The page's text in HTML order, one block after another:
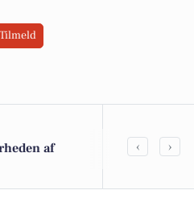
Tilmeld
af
Ildløs i
‹ ›